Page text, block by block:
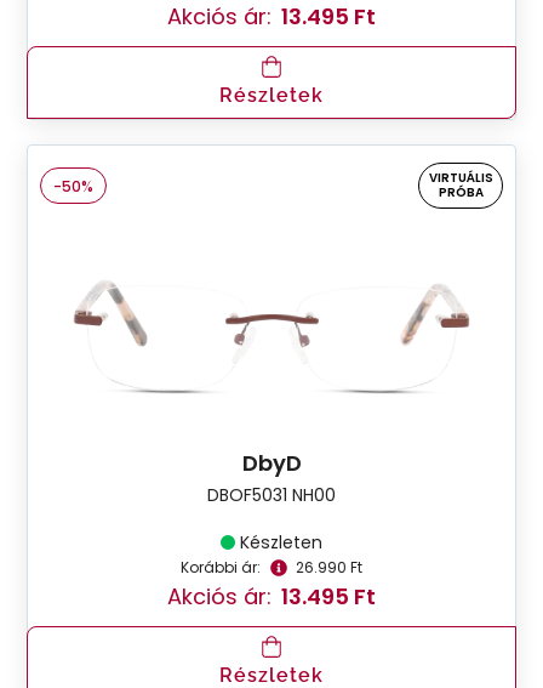
Akciós ár: 13.495 Ft
Részletek
-50%
VIRTUÁLIS
PRÓBA
DbyD
DBOF5031 NH00
Készleten
Korábbi ár: 26.990 Ft
Akciós ár: 13.495 Ft
Részletek